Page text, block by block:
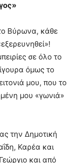
Βύρωνα, κάθε
σε όλο το
όμως το
μου, που το
μου «γωνιά»
την Δημοτική
Καρέα και
και από